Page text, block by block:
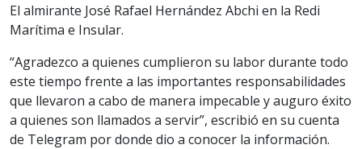
El almirante José Rafael Hernández Abchi en la Redi
Marítima e Insular.
“Agradezco a quienes cumplieron su labor durante todo
este tiempo frente a las importantes responsabilidades
que llevaron a cabo de manera impecable y auguro éxito
a quienes son llamados a servir”, escribió en su cuenta
de Telegram por donde dio a conocer la información.